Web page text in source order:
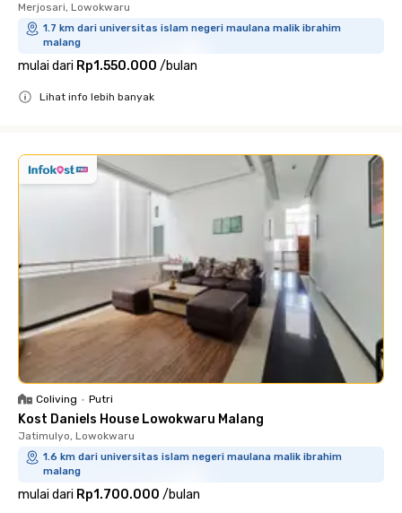
Merjosari, Lowokwaru
1.7 km dari universitas islam negeri maulana malik ibrahim
malang
mulai dari Rp1.550.000 /bulan
Lihat info lebih banyak
Coliving • Putri
Kost Daniels House Lowokwaru Malang
Jatimulyo, Lowokwaru
1.6 km dari universitas islam negeri maulana malik ibrahim
malang
mulai dari Rp1.700.000 /bulan